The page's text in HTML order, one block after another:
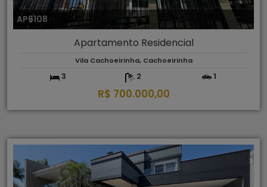
AP6108
Apartamento Residencial
Vila Cachoeirinha, Cachoeirinha
3 2 1
R$ 700.000,00